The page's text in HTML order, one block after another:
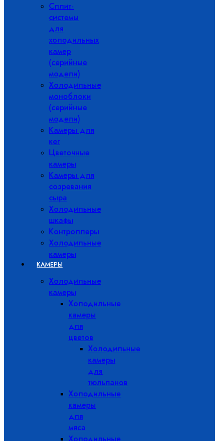
Сплит-
системы
для
холодильных
камер
(серийные
модели)
Холодильные
моноблоки
(серийные
модели)
Камеры для
кег
Цветочные
камеры
Камеры для
созревания
сыра
Холодильные
шкафы
Контроллеры
Холодильные
камеры
КАМЕРЫ
Холодильные
камеры
Холодильные
камеры
для
цветов
Холодильные
камеры
для
тюльпанов
Холодильные
камеры
для
мяса